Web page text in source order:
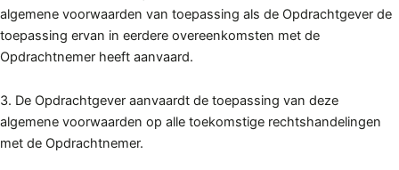
algemene voorwaarden van toepassing als de Opdrachtgever de
toepassing ervan in eerdere overeenkomsten met de
Opdrachtnemer heeft aanvaard.
3. De Opdrachtgever aanvaardt de toepassing van deze
algemene voorwaarden op alle toekomstige rechtshandelingen
met de Opdrachtnemer.